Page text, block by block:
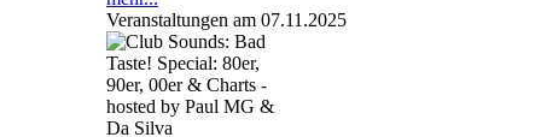
Veranstaltungen am 07.11.2025